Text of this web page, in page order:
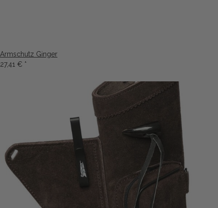
Armschutz Ginger
27,41 € *